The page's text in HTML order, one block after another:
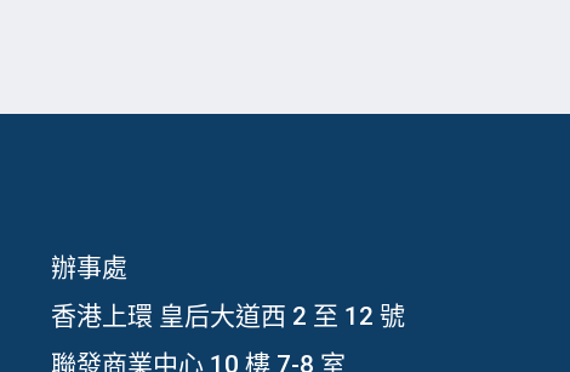
辦事處
香港上環 皇后大道西 2 至 12 號
聯發商業中心 10 樓 7-8 室